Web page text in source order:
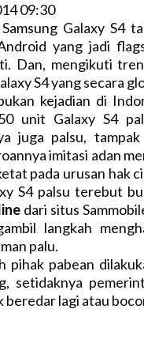
09:30
Galaxy S4
yang jadi
Dan, mengikuti
S4 yang secara
kejadian di
unit Galaxy S4
juga palsu,
imitasi adan
pada urusan hak
S4 palsu terebut
dari situs
langkah
palu.
pihak pabean
setidaknya
lagi atau